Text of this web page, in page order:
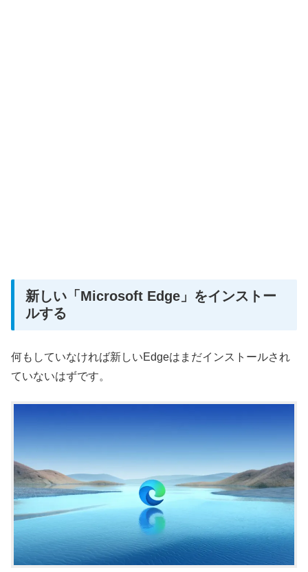
新しい「Microsoft Edge」をインストー
ルする
何もしていなければ新しいEdgeはまだインストールされ
ていないはずです。